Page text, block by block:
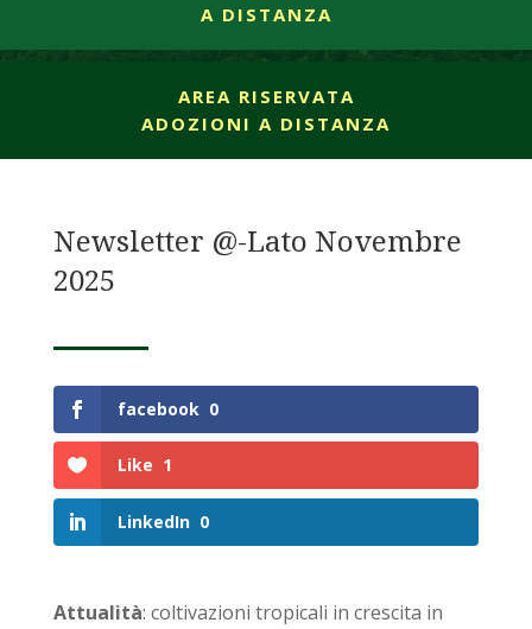
A DISTANZA
AREA RISERVATA
ADOZIONI A DISTANZA
Newsletter @-Lato Novembre
2025
facebook 0
Like 1
LinkedIn 0
Attualità: coltivazioni tropicali in crescita in